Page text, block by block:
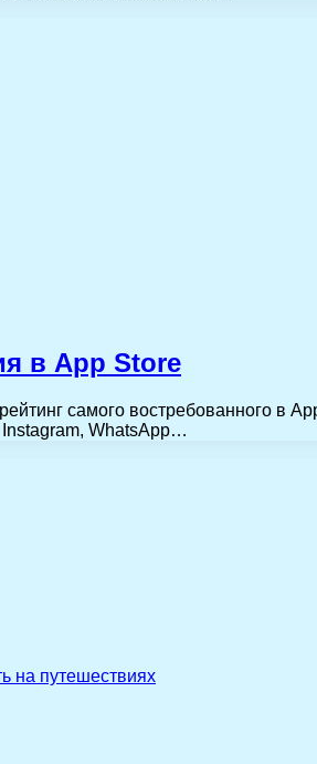
в App Store
самого востребованного в
WhatsApp…
на путешествиях